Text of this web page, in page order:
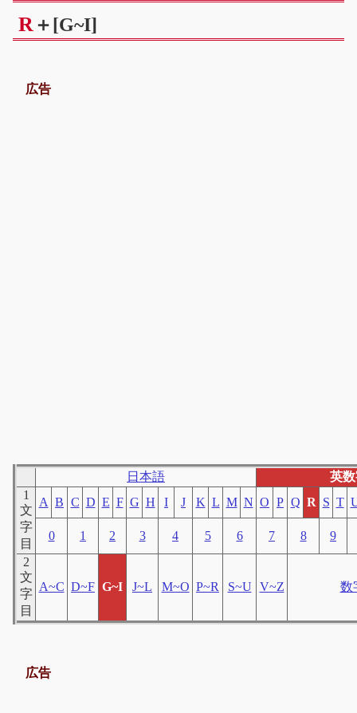
R＋[G~I]
広告
日本語
英
1
文
字
目
A B C D E F G H I J K L M N O P Q R S T
0 1 2 3 4 5 6 7 8
9
2
文
字
目
A~C D~F G~I J~L M~O P~R S~U V~Z 数
広告